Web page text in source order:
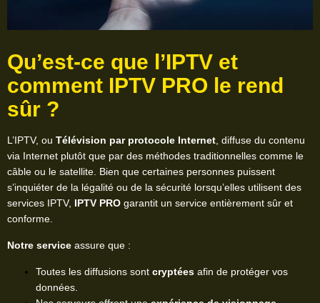
Qu’est-ce que l’IPTV et
comment IPTV PRO le rend
sûr ?
L’IPTV, ou Télévision par protocole Internet , diffuse du contenu
via Internet plutôt que par des méthodes traditionnelles comme le
câble ou le satellite. Bien que certaines personnes puissent
s’inquiéter de la légalité ou de la sécurité lorsqu’elles utilisent des
services IPTV, IPTV PRO garantit un service entièrement sûr et
conforme.
Notre service assure que :
Toutes les diffusions sont cryptées afin de protéger vos
données.